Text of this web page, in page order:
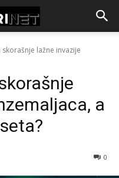
skorašnje lažne invazije
a
0